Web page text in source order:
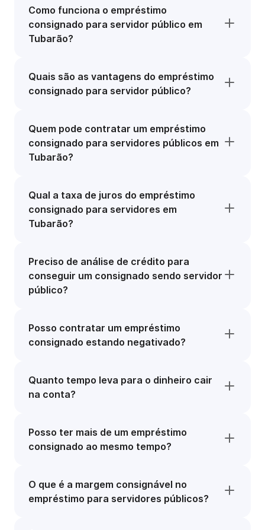
Como funciona o empréstimo
consignado para servidor público em
Tubarão?
Quais são as vantagens do empréstimo
consignado para servidor público?
Quem pode contratar um empréstimo
consignado para servidores públicos em
Tubarão?
Qual a taxa de juros do empréstimo
consignado para servidores em
Tubarão?
Preciso de análise de crédito para
conseguir um consignado sendo servidor
público?
Posso contratar um empréstimo
consignado estando negativado?
Quanto tempo leva para o dinheiro cair
na conta?
Posso ter mais de um empréstimo
consignado ao mesmo tempo?
O que é a margem consignável no
empréstimo para servidores públicos?